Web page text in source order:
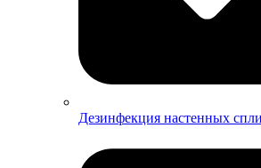
Дезинфекция настенных